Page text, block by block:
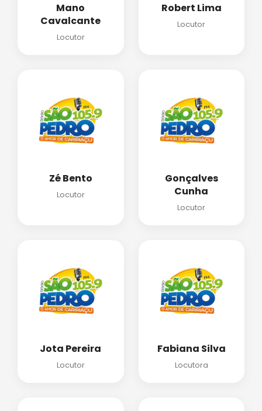
Mano
Cavalcante
Locutor
Robert Lima
Locutor
Zé Bento
Locutor
Gonçalves
Cunha
Locutor
Jota Pereira
Locutor
Fabiana Silva
Locutora